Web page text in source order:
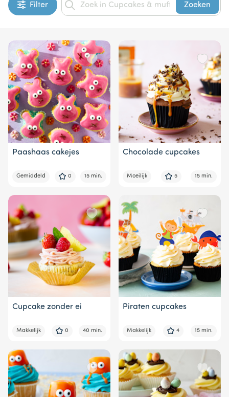
Filter Zoeken
Paashaas cakejes
Gemiddeld 0 15 min.
Chocolade cupcakes
Moeilijk 5 15 min.
Cupcake zonder ei
Makkelijk 0 40 min.
Piraten cupcakes
Makkelijk 4 15 min.